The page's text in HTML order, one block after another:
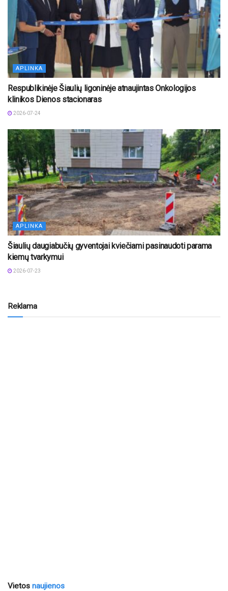
APLINKA
Respublikinėje Šiaulių ligoninėje atnaujintas Onkologijos
klinikos Dienos stacionaras
2026-07-24
APLINKA
Šiaulių daugiabučių gyventojai kviečiami pasinaudoti parama
kiemų tvarkymui
2026-07-23
Reklama
Vietos naujienos